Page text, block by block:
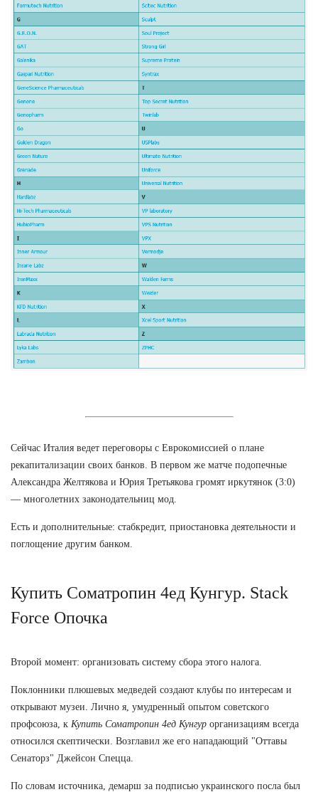
Сейчас Италия ведет переговоры с Еврокомиссией о плане
рекапитализации своих банков. В первом же матче подопечные
Александра Желтякова и Юрия Третьякова громят иркутянок (3:0)
— многолетних законодательниц мод.
Есть и дополнительные: стабкредит, приостановка деятельности и
поглощение другим банком.
Купить Cоматропин 4ед Кунгур. Stack
Force Опочка
Второй момент: организовать систему сбора этого налога.
Поклонники плюшевых медведей создают клубы по интересам и
открывают музеи. Лично я, умудренный опытом советского
профсоюза, к Купить Cоматропин 4ед Кунгур организациям всегда
относился скептически. Возглавил же его нападающий "Оттавы
Сенаторз" Джейсон Спецца.
По словам источника, демарш за подписью украинского посла был